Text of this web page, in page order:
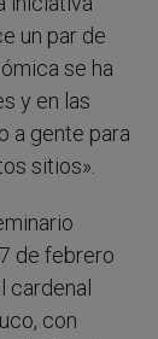
un par de
se ha
y en las
a gente para
sitios».
de febrero
cardenal
con